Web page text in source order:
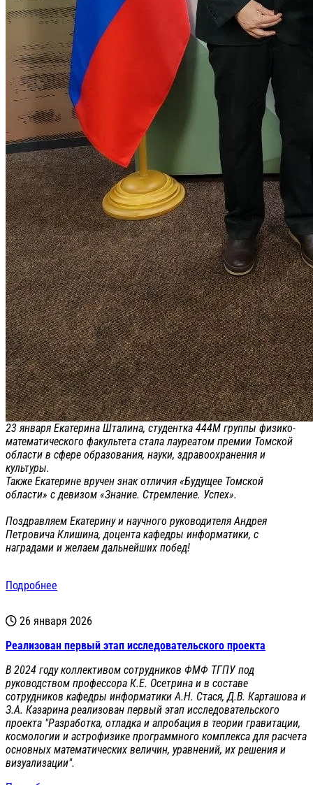
23 января Екатерина Шталина, студентка 444М группы физико-
математического факультета стала лауреатом премии Томской
области в сфере образования, науки, здравоохранения и
культуры.
Также Екатерине вручен знак отличия «Будущее Томской
области» с девизом «Знание. Стремление. Успех».
Поздравляем Екатерину и научного руководителя Андрея
Петровича Клишина, доцента кафедры информатики, с
наградами и желаем дальнейших побед!
Подробнее
26 января 2026
Реализован первый этап исследовательского проекта
В 2024 году коллективом сотрудников ФМФ ТГПУ под
руководством профессора К.Е. Осетрина и в составе
сотрудников кафедры информатики А.Н. Стася, Д.В. Карташова и
З.А. Казарина реализован первый этап исследовательского
проекта "Разработка, отладка и апробация в теории гравитации,
космологии и астрофизике программного комплекса для расчета
основных математических величин, уравнений, их решения и
визуализации".